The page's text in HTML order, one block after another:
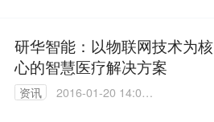
研华智能：以物联网技术为核
心的智慧医疗解决方案
资讯
2016-01-20 14:00: